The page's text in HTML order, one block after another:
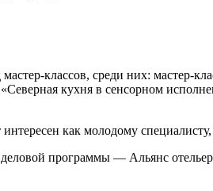
классов, среди них: мастер-
кухня в сенсорном
как молодому
программы — Альянс